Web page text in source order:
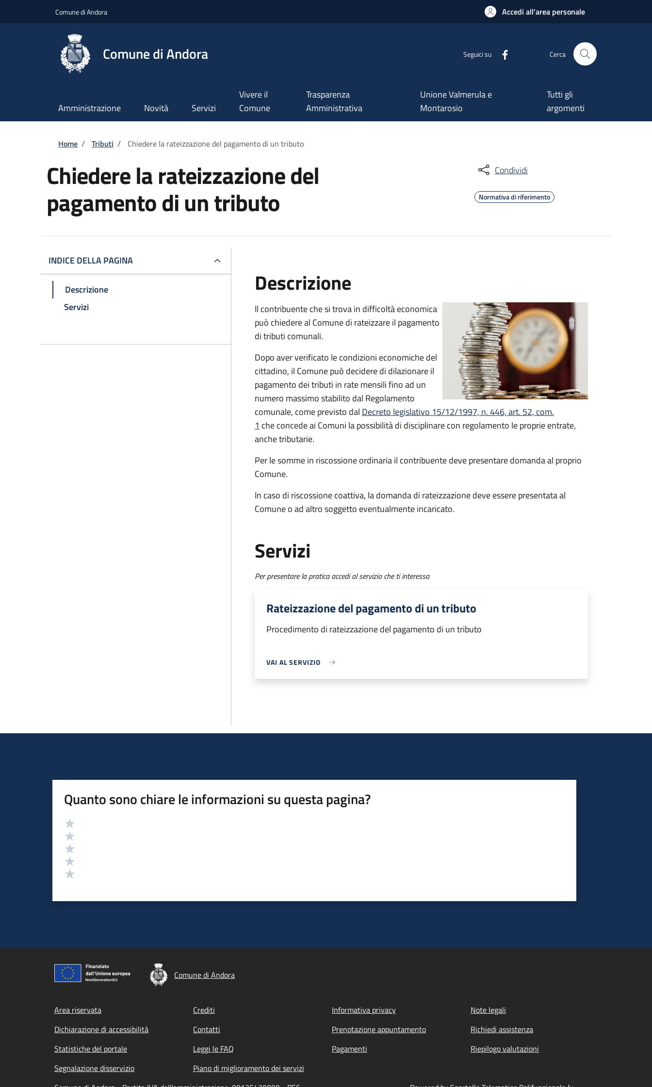
Comune di Andora Accedi all'area personale
Comune di Andora Seguici su Cerca
Amministrazione Novità Servizi
Vivere il
Comune
Trasparenza
Amministrativa
Unione Valmerula e
Montarosio
Tutti gli
argomenti
Briciole di pane
Home / Tributi / Chiedere la rateizzazione del pagamento di un tributo
Chiedere la rateizzazione del
pagamento di un tributo
Condividi
Normativa di riferimento
INDICE DELLA PAGINA
Descrizione
Servizi
Descrizione
Il contribuente che si trova in difficoltà economica
può chiedere al Comune di rateizzare il pagamento
di tributi comunali.
Dopo aver verificato le condizioni economiche del
cittadino, il Comune può decidere di dilazionare il
pagamento dei tributi in rate mensili fino ad un
numero massimo stabilito dal Regolamento
comunale, come previsto dal Decreto legislativo 15/12/1997, n. 446, art. 52, com.
1 che concede ai Comuni la possibilità di disciplinare con regolamento le proprie entrate,
anche tributarie.
Per le somme in riscossione ordinaria il contribuente deve presentare domanda al proprio
Comune.
In caso di riscossione coattiva, la domanda di rateizzazione deve essere presentata al
Comune o ad altro soggetto eventualmente incaricato.
Servizi
Per presentare la pratica accedi al servizio che ti interessa
Rateizzazione del pagamento di un tributo
Procedimento di rateizzazione del pagamento di un tributo
VAI AL SERVIZIO
Quanto sono chiare le informazioni su questa pagina?
Valutazione
Comune di Andora
Footer menu
Area riservata Crediti Informativa privacy
Note legali
Dichiarazione di accessibilità
Contatti Prenotazione appuntamento
Richiedi assistenza
Statistiche del portale
Leggi le FAQ Pagamenti
Riepilogo valutazioni
Segnalazione disservizio
Piano di miglioramento dei servizi